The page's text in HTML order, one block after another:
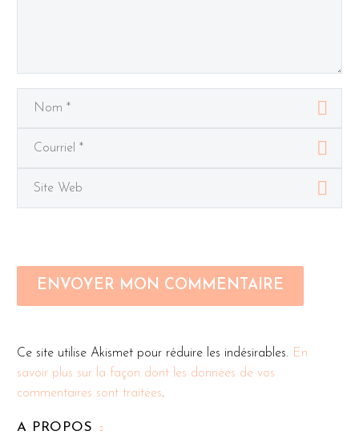
ENVOYER MON COMMENTAIRE
Ce site utilise Akismet pour réduire les indésirables. En
savoir plus sur la façon dont les données de vos
commentaires sont traitées.
A PROPOS